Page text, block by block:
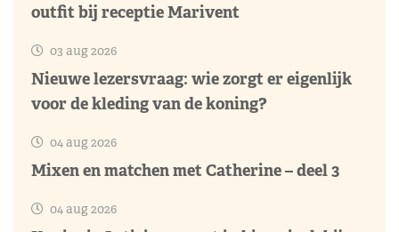
outfit bij receptie Marivent
03 aug 2026
Nieuwe lezersvraag: wie zorgt er eigenlijk
voor de kleding van de koning?
04 aug 2026
Mixen en matchen met Catherine – deel 3
04 aug 2026